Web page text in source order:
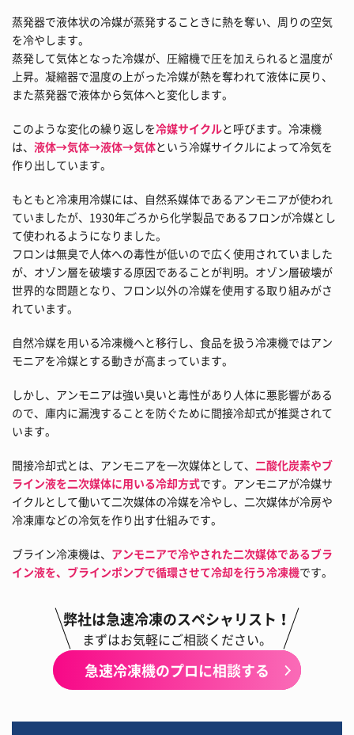
蒸発器で液体状の冷媒が蒸発することきに熱を奪い、周りの空気
を冷やします。
蒸発して気体となった冷媒が、圧縮機で圧を加えられると温度が
上昇。凝縮器で温度の上がった冷媒が熱を奪われて液体に戻り、
また蒸発器で液体から気体へと変化します。
このような変化の繰り返しを冷媒サイクルと呼びます。冷凍機
は、 液体→気体→液体→気体という冷媒サイクルによって冷気を
作り出しています。
もともと冷凍用冷媒には、自然系媒体であるアンモニアが使われ
ていましたが、1930年ごろから化学製品であるフロンが冷媒とし
て使われるようになりました。
フロンは無臭で人体への毒性が低いので広く使用されていました
が、オゾン層を破壊する原因であることが判明。オゾン層破壊が
世界的な問題となり、フロン以外の冷媒を使用する取り組みがさ
れています。
自然冷媒を用いる冷凍機へと移行し、食品を扱う冷凍機ではアン
モニアを冷媒とする動きが高まっています。
しかし、アンモニアは強い臭いと毒性があり人体に悪影響がある
ので、庫内に漏洩することを防ぐために間接冷却式が推奨されて
います。
間接冷却式とは、アンモニアを一次媒体として、 二酸化炭素やブ
ライン液を二次媒体に用いる冷却方式です。アンモニアが冷媒サ
イクルとして働いて二次媒体の冷媒を冷やし、二次媒体が冷房や
冷凍庫などの冷気を作り出す仕組みです。
ブライン冷凍機は、 アンモニアで冷やされた二次媒体であるブラ
イン液を、ブラインポンプで循環させて冷却を行う冷凍機です。
弊社は急速冷凍のスペシャリスト！
まずはお気軽にご相談ください。
急速冷凍機のプロに相談する